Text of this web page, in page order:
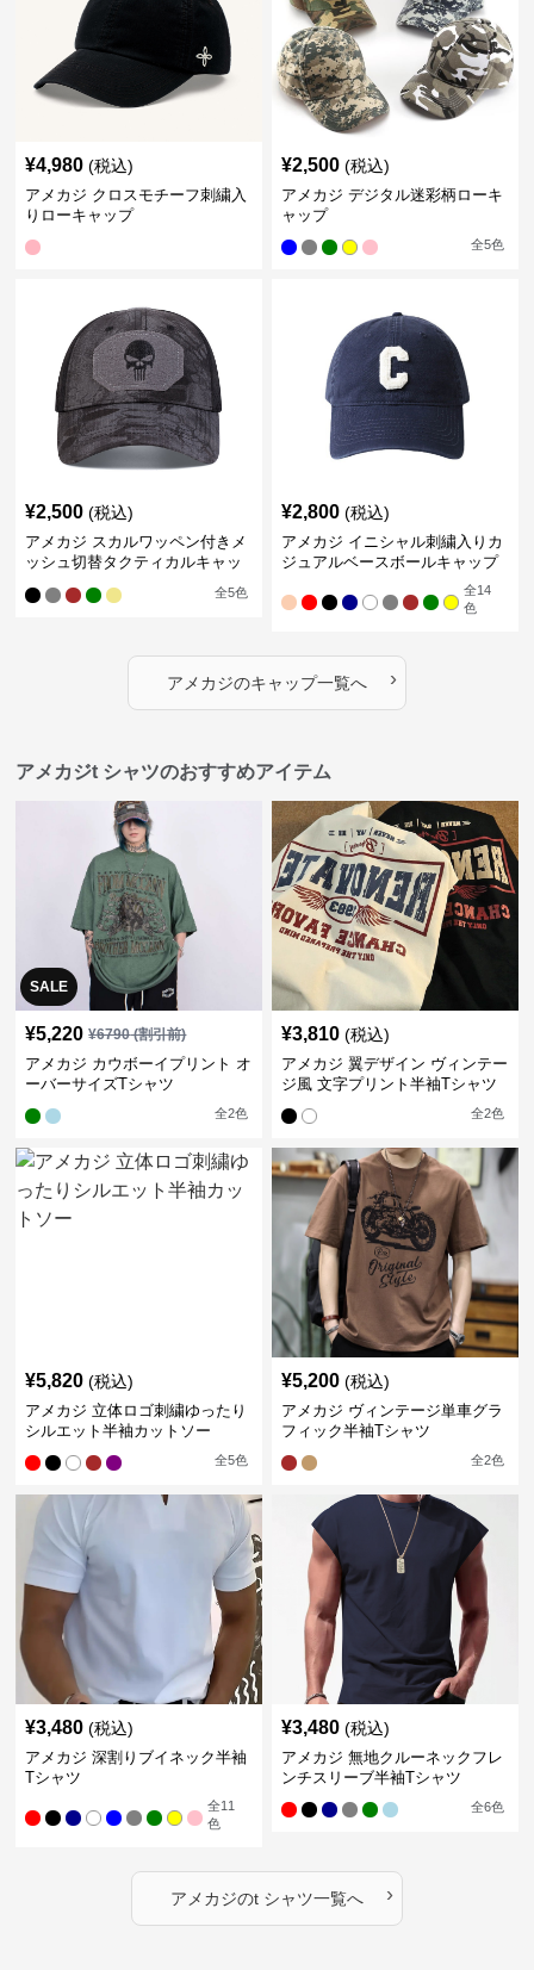
¥4,980 (税込)
アメカジ クロスモチーフ刺繍入
りローキャップ
¥2,500 (税込)
アメカジ デジタル迷彩柄ローキ
ャップ
全5色
¥2,500 (税込)
アメカジ スカルワッペン付きメ
ッシュ切替タクティカルキャッ
全5色
¥2,800 (税込)
アメカジ イニシャル刺繍入りカ
ジュアルベースボールキャップ
全14
色
アメカジのキャップ一覧へ ›
アメカジt シャツのおすすめアイテム
SALE
¥5,220 ¥6790(割引前)
アメカジ カウボーイプリント オ
ーバーサイズTシャツ
全2色
¥3,810 (税込)
アメカジ 翼デザイン ヴィンテー
ジ風 文字プリント半袖Tシャツ
全2色
¥5,820 (税込)
アメカジ 立体ロゴ刺繍ゆったり
シルエット半袖カットソー
全5色
¥5,200 (税込)
アメカジ ヴィンテージ単車グラ
フィック半袖Tシャツ
全2色
¥3,480 (税込)
アメカジ 深割りブイネック半袖
Tシャツ
全11
色
¥3,480 (税込)
アメカジ 無地クルーネックフレ
ンチスリーブ半袖Tシャツ
全6色
アメカジのt シャツ一覧へ ›